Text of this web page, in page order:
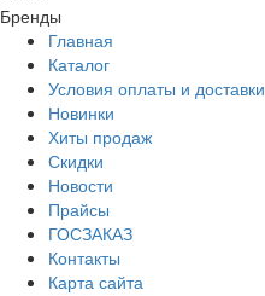
Бренды
Главная
Каталог
Условия оплаты и доставки
Новинки
Хиты продаж
Скидки
Новости
Прайсы
ГОСЗАКАЗ
Контакты
Карта сайта